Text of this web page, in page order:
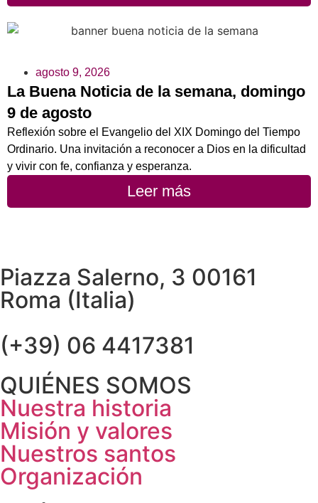
agosto 9, 2026
La Buena Noticia de la semana, domingo
9 de agosto
Reflexión sobre el Evangelio del XIX Domingo del Tiempo
Ordinario. Una invitación a reconocer a Dios en la dificultad
y vivir con fe, confianza y esperanza.
Leer más
Piazza Salerno, 3 00161
Roma (Italia)
(+39) 06 4417381
QUIÉNES SOMOS
Nuestra historia
Misión y valores
Nuestros santos
Organización